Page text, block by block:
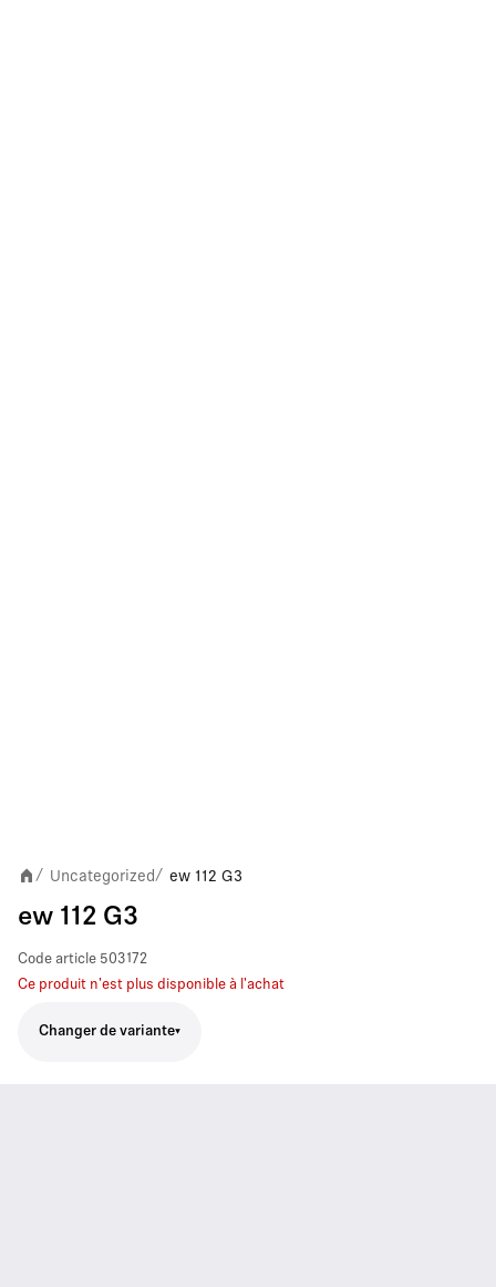
/ Uncategorized/ ew 112 G3
ew 112 G3
Code article 503172
Ce produit n'est plus disponible à l'achat
Changer de variante